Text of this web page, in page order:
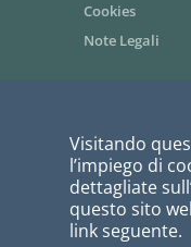
Cookies
Note Legali
Siti tematici -
Informazioni
Bandi di gara
PagoPA
Visitando
l’impiego di
dettagliate
questo sito
link seguente.